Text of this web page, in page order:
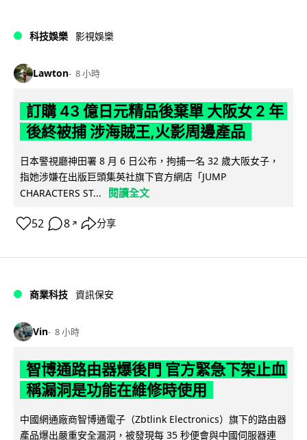
科技娛樂 影視娛樂
Lawton 8 小時
訂購 43 億日元精品後棄單 大阪女 2 年
後終被捕 涉海賊王,火影周邊產品
日本警視廳神田署 8 月 6 日公布，拘捕一名 32 歲大阪女子，
指她涉嫌在出版巨頭集英社旗下官方網店「JUMP
CHARACTERS ST...
閱讀全文
52 8 ↗ 分享
商業科技 資訊保安
Vin 8 小時
智博通路由器爆後門 官方緊急下架止血
稱漏洞是功能在維修時使用
中國網通廠商智博通電子（Zbtlink Electronics）旗下的路由器
產品爆出嚴重安全漏洞，被發現每 35 秒便會與中國伺服器連